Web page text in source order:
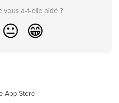
vous a-t-elle aidé ?
😐 😁
App Store